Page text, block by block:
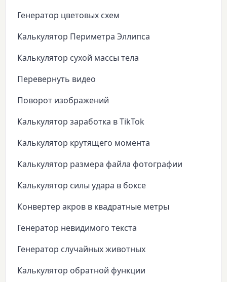
Генератор цветовых схем
Калькулятор Периметра Эллипса
Калькулятор сухой массы тела
Перевернуть видео
Поворот изображений
Калькулятор заработка в TikTok
Калькулятор крутящего момента
Калькулятор размера файла фотографии
Калькулятор силы удара в боксе
Конвертер акров в квадратные метры
Генератор невидимого текста
Генератор случайных животных
Калькулятор обратной функции